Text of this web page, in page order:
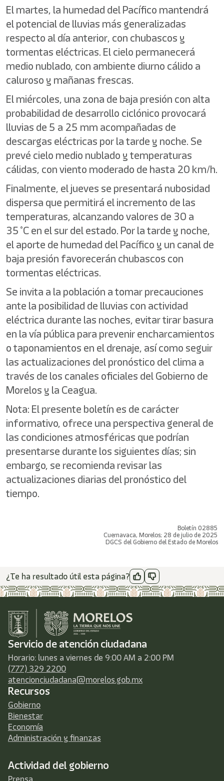
El martes, la humedad del Pacífico mantendrá
el potencial de lluvias más generalizadas
respecto al día anterior, con chubascos y
tormentas eléctricas. El cielo permanecerá
medio nublado, con ambiente diurno cálido a
caluroso y mañanas frescas.
El miércoles, una zona de baja presión con alta
probabilidad de desarrollo ciclónico provocará
lluvias de 5 a 25 mm acompañadas de
descargas eléctricas por la tarde y noche. Se
prevé cielo medio nublado y temperaturas
cálidas, con viento moderado de hasta 20 km/h.
Finalmente, el jueves se presentará nubosidad
dispersa que permitirá el incremento de las
temperaturas, alcanzando valores de 30 a
35 °C en el sur del estado. Por la tarde y noche,
el aporte de humedad del Pacífico y un canal de
baja presión favorecerán chubascos con
tormentas eléctricas.
Se invita a la población a tomar precauciones
ante la posibilidad de lluvias con actividad
eléctrica durante las noches, evitar tirar basura
en la vía pública para prevenir encharcamientos
o taponamientos en el drenaje, así como seguir
las actualizaciones del pronóstico del clima a
través de los canales oficiales del Gobierno de
Morelos y la Ceagua.
Nota: El presente boletín es de carácter
informativo, ofrece una perspectiva general de
las condiciones atmosféricas que podrían
presentarse durante los siguientes días; sin
embargo, se recomienda revisar las
actualizaciones diarias del pronóstico del
tiempo.
Boletín 02885
Cuernavaca, Morelos; 28 de julio de 2025
DGCS del Gobierno del Estado de Morelos
¿Te ha resultado útil esta página?
Servicio de atención ciudadana
Horario: lunes a viernes de 9:00 AM a 2:00 PM
(777) 329 2200
atencionciudadana@morelos.gob.mx
Recursos
Gobierno
Bienestar
Economía
Administración y finanzas
Actividad del gobierno